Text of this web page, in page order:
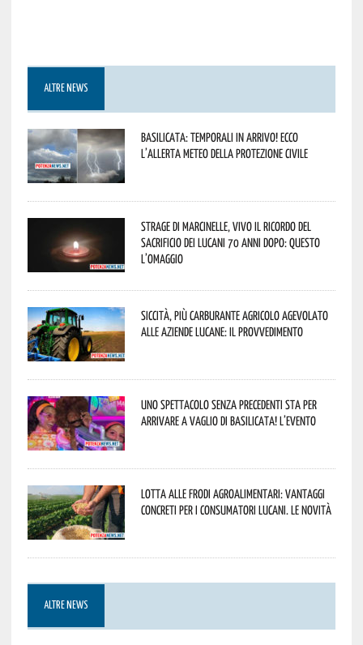
ALTRE NEWS
Basilicata: temporali in arrivo! Ecco
l’allerta meteo della Protezione civile
Strage di Marcinelle, vivo il ricordo del
sacrificio dei lucani 70 anni dopo: questo
l’omaggio
Siccità, più carburante agricolo agevolato
alle aziende lucane: il provvedimento
Uno spettacolo senza precedenti sta per
arrivare a Vaglio di Basilicata! L’evento
Lotta alle frodi agroalimentari: vantaggi
concreti per i consumatori lucani. Le novità
ALTRE NEWS